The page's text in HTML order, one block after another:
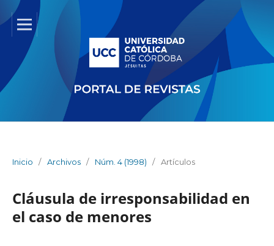
Inicio / Archivos / Núm. 4 (1998) / Artículos
Cláusula de irresponsabilidad en
el caso de menores